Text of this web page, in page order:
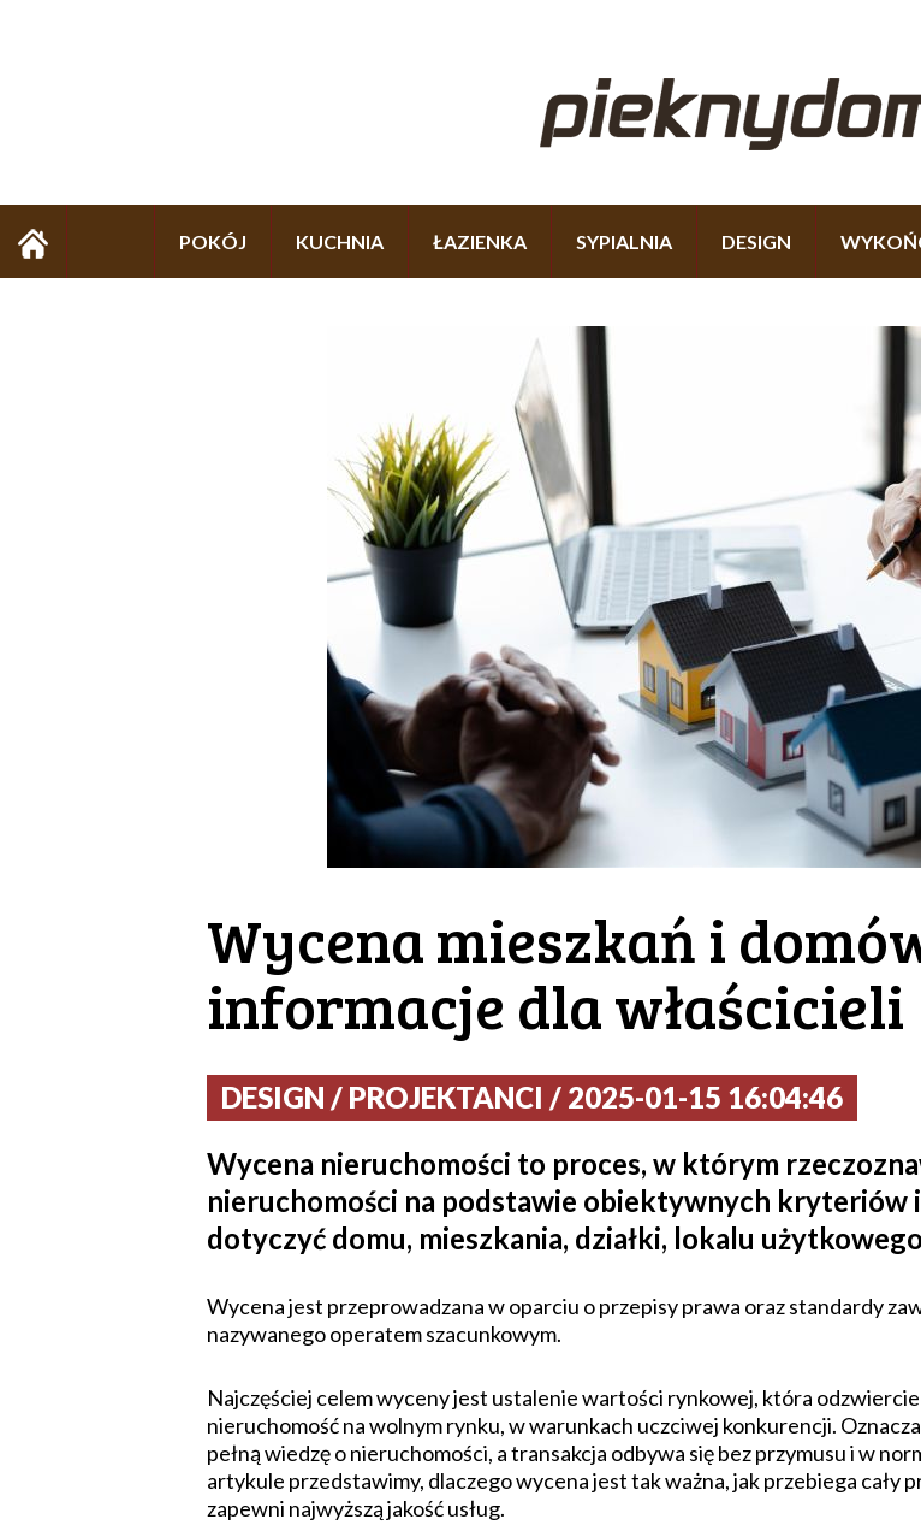
POKÓJ KUCHNIA ŁAZIENKA SYPIALNIA DESIGN
Wycena mieszkań i
informacje dla właścicieli
DESIGN / PROJEKTANCI / 2025-01-15 16:04:46
Wycena nieruchomości to proces, w którym
nieruchomości na podstawie obiektywnych kryteriów
dotyczyć domu, mieszkania, działki, lokalu
Wycena jest przeprowadzana w oparciu o przepisy prawa oraz standardy
nazywanego operatem szacunkowym.
Najczęściej celem wyceny jest ustalenie wartości rynkowej, która
nieruchomość na wolnym rynku, w warunkach uczciwej konkurencji.
pełną wiedzę o nieruchomości, a transakcja odbywa się bez przymusu i w
artykule przedstawimy, dlaczego wycena jest tak ważna, jak przebiega cały
zapewni najwyższą jakość usług.